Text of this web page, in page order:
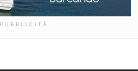
PUBBLICITÀ